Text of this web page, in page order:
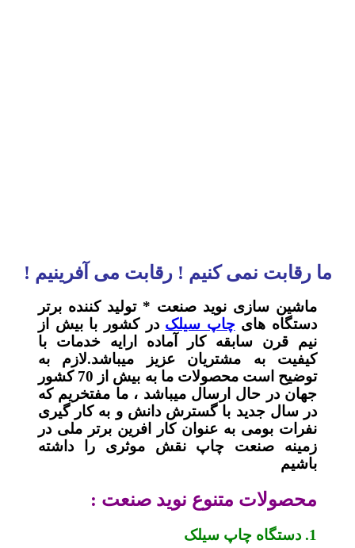
ما رقابت نمی کنیم ! رقابت می آفرینیم !
ماشین سازی نوید صنعت * تولید کننده برتر
دستگاه هایچاپ سیلک در کشور با بیش از
نیم قرن سابقه کار آماده ارایه خدمات با
کیفیت به مشتریان عزیز میباشد.لازم به
توضیح است محصولات ما به بیش از 70 کشور
جهان در حال ارسال میباشد ، ما مفتخریم که
در سال جدید با گسترش دانش و به کار گیری
نفرات بومی به عنوان کار افرین برتر ملی در
زمینه صنعت چاپ نقش موثری را داشته
باشیم
محصولات متنوع نوید صنعت :
1. دستگاه چاپ سیلک